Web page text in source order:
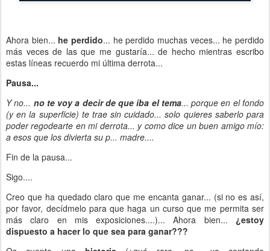
Ahora bien... he perdido... he perdido muchas veces... he perdido
más veces de las que me gustaría... de hecho mientras escribo
estas líneas recuerdo mi última derrota...
Pausa...
Y no... no te voy a decir de que iba el tema... porque en el fondo
(y en la superficie) te trae sin cuidado... solo quieres saberlo para
poder regodearte en mi derrota... y como dice un buen amigo mío:
a esos que los divierta su p... madre....
Fin de la pausa...
Sigo....
Creo que ha quedado claro que me encanta ganar... (si no es así,
por favor, decídmelo para que haga un curso que me permita ser
más claro en mis exposiciones....)... Ahora bien... ¿estoy
dispuesto a hacer lo que sea para ganar???